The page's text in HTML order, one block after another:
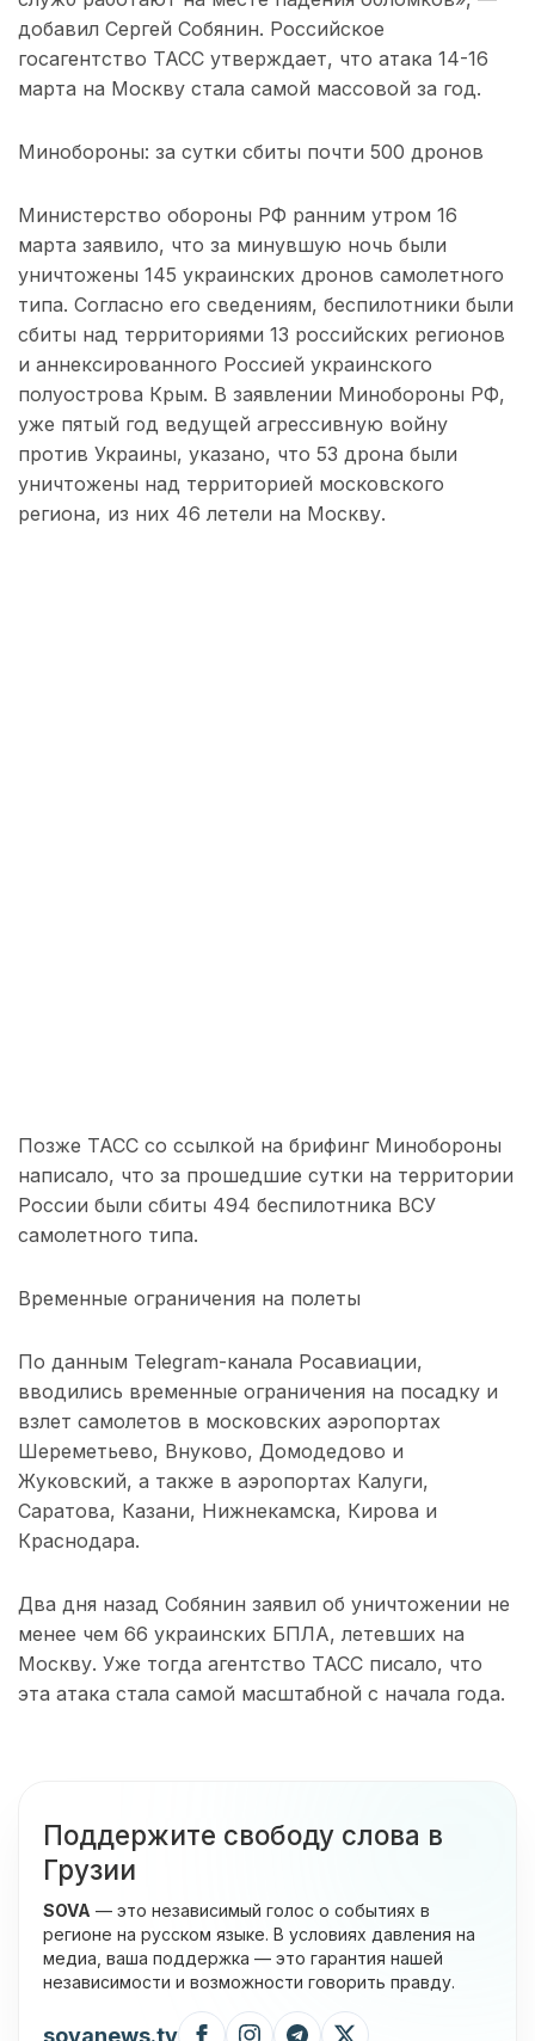
добавил Сергей Собянин. Российское
госагентство ТАСС утверждает, что атака 14-16
марта на Москву стала самой массовой за год.
Минобороны: за сутки сбиты почти 500 дронов
Министерство обороны РФ ранним утром 16
марта заявило, что за минувшую ночь были
уничтожены 145 украинских дронов самолетного
типа. Согласно его сведениям, беспилотники были
сбиты над территориями 13 российских регионов
и аннексированного Россией украинского
полуострова Крым. В заявлении Минобороны РФ,
уже пятый год ведущей агрессивную войну
против Украины, указано, что 53 дрона были
уничтожены над территорией московского
региона, из них 46 летели на Москву.
Позже ТАСС со ссылкой на брифинг Минобороны
написало, что за прошедшие сутки на территории
России были сбиты 494 беспилотника ВСУ
самолетного типа.
Временные ограничения на полеты
По данным Telegram-канала Росавиации,
вводились временные ограничения на посадку и
взлет самолетов в московских аэропортах
Шереметьево, Внуково, Домодедово и
Жуковский, а также в аэропортах Калуги,
Саратова, Казани, Нижнекамска, Кирова и
Краснодара.
Два дня назад Собянин заявил об уничтожении не
менее чем 66 украинских БПЛА, летевших на
Москву. Уже тогда агентство ТАСС писало, что
эта атака стала самой масштабной с начала года.
Поддержите свободу слова в
Грузии
SOVA — это независимый голос о событиях в
регионе на русском языке. В условиях давления на
медиа, ваша поддержка — это гарантия нашей
независимости и возможности говорить правду.
sovanews.tv